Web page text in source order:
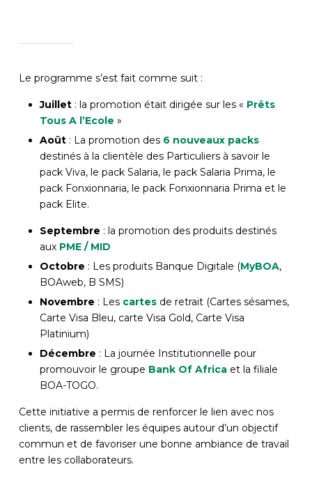
Le programme s’est fait comme suit :
Juillet: la promotion était dirigée sur les « Prêts
Tous A l’Ecole »
Août: La promotion des 6 nouveaux packs
destinés à la clientèle des Particuliers à savoir le
pack Viva, le pack Salaria, le pack Salaria Prima, le
pack Fonxionnaria, le pack Fonxionnaria Prima et le
pack Elite.
Septembre : la promotion des produits destinés
aux PME / MID
Octobre : Les produits Banque Digitale (MyBOA,
BOAweb, B SMS)
Novembre : Les cartesde retrait (Cartes sésames,
Carte Visa Bleu, carte Visa Gold, Carte Visa
Platinium)
Décembre : La journée Institutionnelle pour
promouvoir le groupe Bank Of Africaet la filiale
BOA-TOGO.
Cette initiative a permis de renforcer le lien avec nos
clients, de rassembler les équipes autour d’un objectif
commun et de favoriser une bonne ambiance de travail
entre les collaborateurs.